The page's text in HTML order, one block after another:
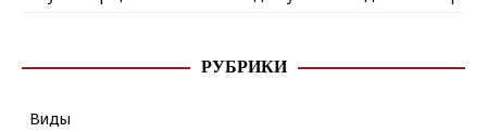
РУБРИКИ
Виды